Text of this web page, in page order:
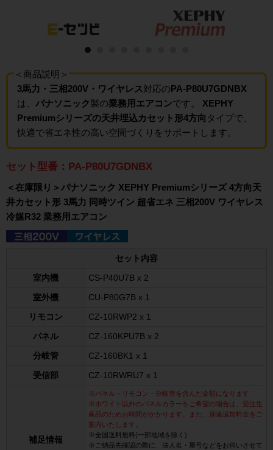
＜商品説明＞
3馬力・三相200V・ワイヤレス対応のPA-P80U7GDNBX
は、 パナソニック製の業務用エアコンです。 XEPHY
Premiumシリーズの天井埋込カセット形4方向 タイプで、
快適で省エネ性の高い空間づくりをサポートします。
セット型番：PA-P80U7GDNBX
＜在庫限り＞パナソニック XEPHY Premiumシリーズ 4方向天
井カセット形 3馬力 同時ツイン 超省エネ 三相200V ワイヤレス
冷媒R32 業務用エアコン
セット内容
室内機 CS-P40U7B x 2
室外機 CU-P80G7B x 1
リモコン CZ-10RWP2 x 1
パネル CZ-160KPU7B x 2
分岐管 CZ-160BK1 x 1
受信部 CZ-10RWRU7 x 1
補足情報
※パネル・リモコン・分岐管を含んだ金額になります
※ホワイト以外のパネルカラーをご希望の場合は、受注生
産品のためお時間がかかります。また、別途追加料金をご
案内いたします。
※全国送料無料(一部地域を除く)
※ご納品先確認の際に、法人名・屋号などをお伺いさせて